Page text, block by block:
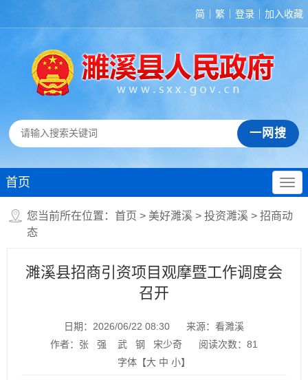
简 繁 登录 加入收藏
首页
您当前所在位置： 首页 > 美好濉溪 > 投资濉溪 > 招商动
态
濉溪县招商引资项目观摩暨工作调度会
召开
日期：2026/06/22 08:30
来源：看濉溪
作者：张 强 武 钢 宋少奇
阅读次数： 81
字体【大 中 小】